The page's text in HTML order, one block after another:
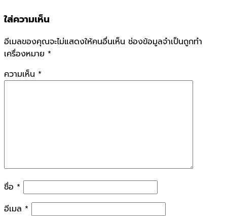
ใส่ความเห็น
อีเมลของคุณจะไม่แสดงให้คนอื่นเห็น ช่องข้อมูลจำเป็นถูกทำ
เครื่องหมาย *
ความเห็น *
ชื่อ *
อีเมล *